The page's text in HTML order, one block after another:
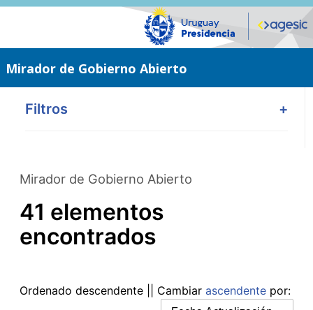
Saltar
Mirador de Gobierno Abierto
Filtros +
Mirador de Gobierno Abierto
41 elementos
encontrados
Ordenado descendente || Cambiar ascendente por: